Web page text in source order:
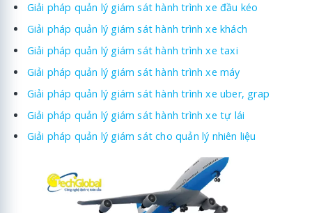
Giải pháp quản lý giám sát hành trình xe đầu kéo
Giải pháp quản lý giám sát hành trình xe khách
Giải pháp quản lý giám sát hành trình xe taxi
Giải pháp quản lý giám sát hành trình xe máy
Giải pháp quản lý giám sát hành trình xe uber, grap
Giải pháp quản lý giám sát hành trình xe tự lái
Giải pháp quản lý giám sát cho quản lý nhiên liệu